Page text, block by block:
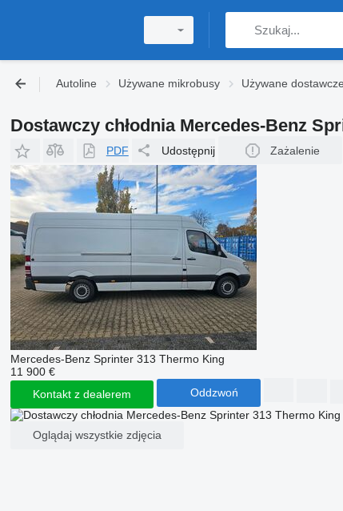
Autoline Używane mikrobusy Używane
Dostawczy chłodnia Mercedes-Benz
PDF Udostępnij Zażalenie
Mercedes-Benz Sprinter 313 Thermo King
11 900 €
Kontakt z dealerem
Oddzwoń
Oglądaj wszystkie zdjęcia